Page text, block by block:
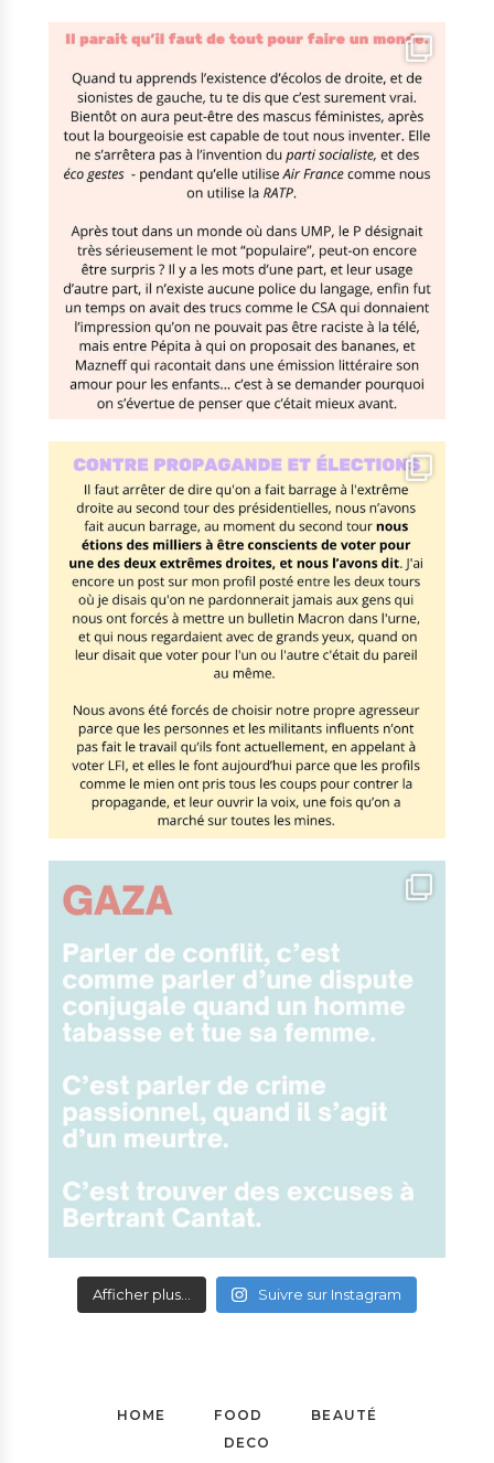
Afficher plus... Suivre sur Instagram
HOME FOOD
BEAUTÉ
DECO